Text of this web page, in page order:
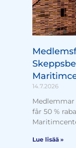
14.7.2026
Medlemmar
får 50 %
Lue lisää »